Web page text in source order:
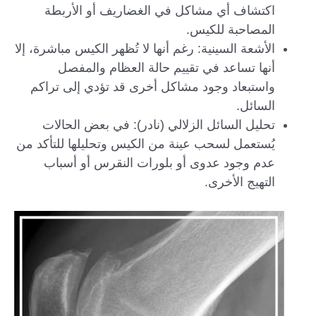
اكتشاف أي مشاكل في الغضاريف أو الأربطة
المصاحبة للكيس.
الأشعة السينية: رغم أنها لا تُظهر الكيس مباشرة، إلا
أنها تساعد في تقييم حالة العظام والمفصل
واستبعاد وجود مشاكل أخرى قد تؤدي إلى تراكم
السائل.
تحليل السائل الزلالي (نادر): في بعض الحالات
يُستعمل لسحب عينة من الكيس وتحليلها للتأكد من
عدم وجود عدوى أو بلورات النقرس أو أسباب
التهيج الأخرى.